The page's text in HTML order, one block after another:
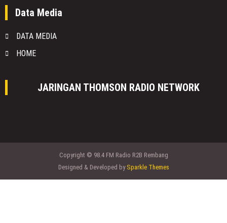
Data Media
DATA MEDIA
HOME
JARINGAN THOMSON RADIO NETWORK
Copyright © 98.4 FM Radio R2B Rembang
Designed & Developed by Sparkle Themes